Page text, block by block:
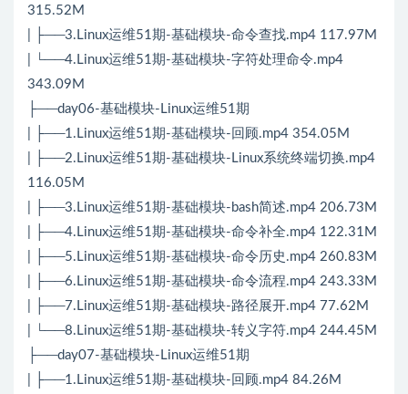
315.52M
| ├──3.Linux运维51期-基础模块-命令查找.mp4 117.97M
| └──4.Linux运维51期-基础模块-字符处理命令.mp4
343.09M
├──day06-基础模块-Linux运维51期
| ├──1.Linux运维51期-基础模块-回顾.mp4 354.05M
| ├──2.Linux运维51期-基础模块-Linux系统终端切换.mp4
116.05M
| ├──3.Linux运维51期-基础模块-bash简述.mp4 206.73M
| ├──4.Linux运维51期-基础模块-命令补全.mp4 122.31M
| ├──5.Linux运维51期-基础模块-命令历史.mp4 260.83M
| ├──6.Linux运维51期-基础模块-命令流程.mp4 243.33M
| ├──7.Linux运维51期-基础模块-路径展开.mp4 77.62M
| └──8.Linux运维51期-基础模块-转义字符.mp4 244.45M
├──day07-基础模块-Linux运维51期
| ├──1.Linux运维51期-基础模块-回顾.mp4 84.26M